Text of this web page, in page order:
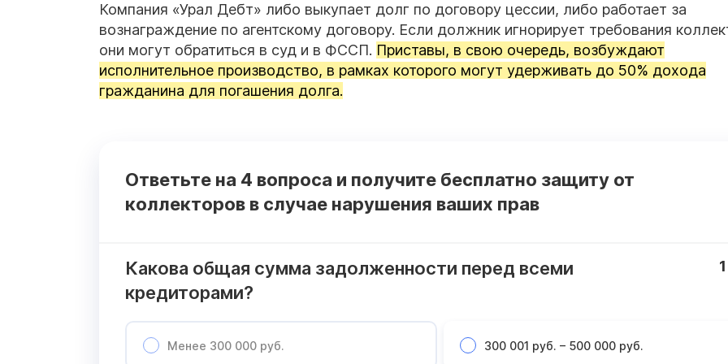
Компания «Урал Дебт» либо выкупает долг по договору цессии, либо работает за
вознаграждение по агентскому договору. Если должник игнорирует требования
они могут обратиться в суд и в ФССП. Приставы, в свою очередь, возбуждают
исполнительное производство, в рамках которого могут удерживать до 50% дохода
гражданина для погашения долга.
Ответьте на 4 вопроса и получите бесплатно защиту от
коллекторов в случае нарушения ваших прав
Какова общая сумма задолженности перед всеми
кредиторами?
Менее 300 000 руб. 300 001 руб. – 500 000 руб.
1